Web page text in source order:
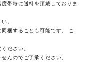
帯毎に送料を頂戴しておりま
。
梱することも可能です。 こ
ださい。
んのでご了承ください。